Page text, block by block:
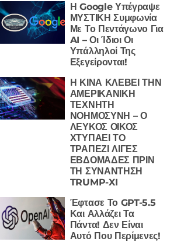
Η Google Υπέγραψε
ΜΥΣΤΙΚΗ Συμφωνία
Με Το Πεντάγωνο Για
AI – Οι Ίδιοι Οι
Υπάλληλοί Της
Εξεγείρονται!
Η ΚΙΝΑ ΚΛΕΒΕΙ ΤΗΝ
ΑΜΕΡΙΚΑΝΙΚΗ
ΤΕΧΝΗΤΗ
ΝΟΗΜΟΣΥΝΗ – Ο
ΛΕΥΚΟΣ ΟΙΚΟΣ
ΧΤΥΠΑΕΙ ΤΟ
ΤΡΑΠΕΖΙ ΛΙΓΕΣ
ΕΒΔΟΜΑΔΕΣ ΠΡΙΝ
ΤΗ ΣΥΝΑΝΤΗΣΗ
TRUMP-XI
Έφτασε Το GPT-5.5
Και Αλλάζει Τα
Πάντα! Δεν Είναι
Αυτό Που Περίμενες!